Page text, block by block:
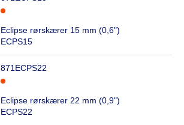
Eclipse rørskærer 15 mm (0,6")
ECPS15
871ECPS22
Eclipse rørskærer 22 mm (0,9")
ECPS22